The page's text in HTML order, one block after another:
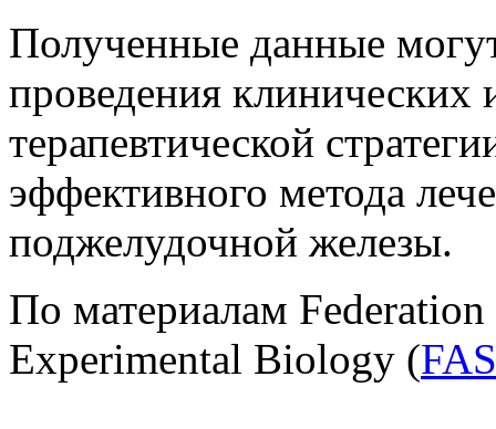
Полученные данные
проведения клинических
терапевтической
эффективного метода
поджелудочной железы.
По материалам
Experimental Biology (